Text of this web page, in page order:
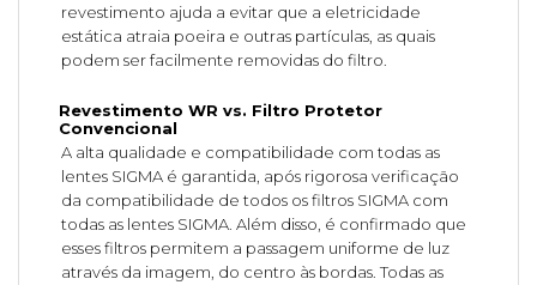
revestimento ajuda a evitar que a eletricidade
estática atraia poeira e outras partículas, as quais
podem ser facilmente removidas do filtro.
Revestimento WR vs. Filtro Protetor
Convencional
A alta qualidade e compatibilidade com todas as
lentes SIGMA é garantida, após rigorosa verificação
da compatibilidade de todos os filtros SIGMA com
todas as lentes SIGMA. Além disso, é confirmado que
esses filtros permitem a passagem uniforme de luz
através da imagem, do centro às bordas. Todas as